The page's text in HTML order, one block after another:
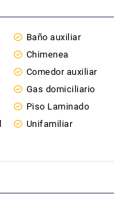
Baño auxiliar
Chimenea
Comedor auxiliar
Gas domiciliario
Piso Laminado
Unifamiliar